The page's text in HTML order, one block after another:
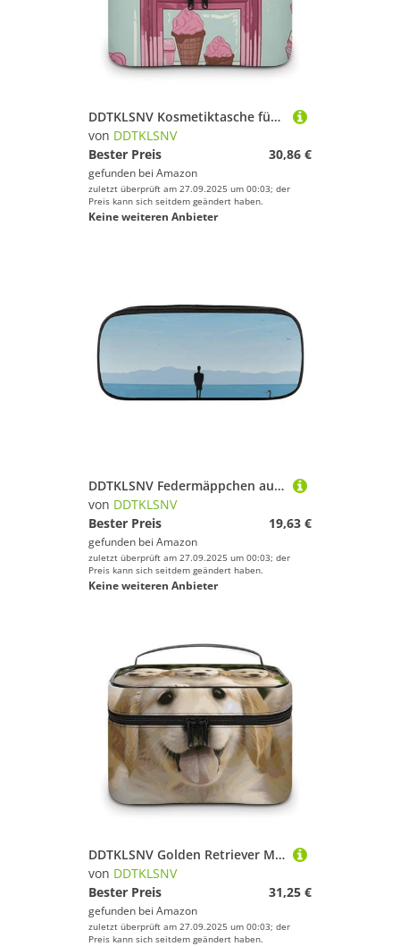
bis hin zu FitnessundBoxen
. In jedem Fall
wünschen wir Dir viel Spaß und Erfolg mit Deinem
DDTKLSNV Kosmetiktasche für Eiscreme, tragbar, Reise-Kosmetiktasche, Reißverschluss, Make-up-Organizer, Kulturbeutel für Damen
von DDTKLSNV
Bester Preis
30,86 €
gefunden bei Amazon
zuletzt überprüft am 27.09.2025 um 00:03; der
Preis kann sich seitdem geändert haben.
Keine weiteren Anbieter
DDTKLSNV Federmäppchen aus Leder, wasserdicht, niedliches Federmäppchen, Reise-Kosmetiktasche, Make-up-Tasche, Organizer, Stifthalter für Männer und Frauen, einsamer Rücken
von DDTKLSNV
Bester Preis
19,63 €
gefunden bei Amazon
zuletzt überprüft am 27.09.2025 um 00:03; der
Preis kann sich seitdem geändert haben.
Keine weiteren Anbieter
DDTKLSNV Golden Retriever Make-up-Tasche mit Reißverschluss, tragbare Reise-Kosmetiktasche, Make-up-Organizer für Damen
von DDTKLSNV
Bester Preis
31,25 €
gefunden bei Amazon
zuletzt überprüft am 27.09.2025 um 00:03; der
Preis kann sich seitdem geändert haben.